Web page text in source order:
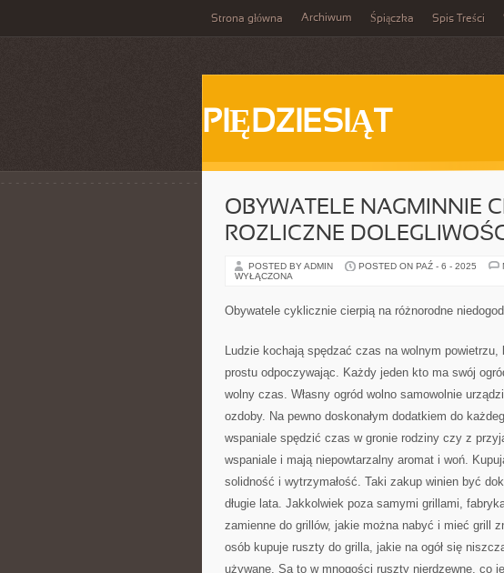
Strona główna Archiwum Śpiączka Spis Treści
PIĘDZIESIĄT
OBYWATELE NAGMINNIE
ROZLICZNE
POSTED BY ADMIN POSTED ON PAŹ - 6 - 2025
WYŁĄCZONA
Obywatele cyklicznie cierpią na różnorodne
Ludzie kochają spędzać czas na wolnym
prostu odpoczywając. Każdy jeden kto ma swój
wolny czas. Własny ogród wolno samowolnie
ozdoby. Na pewno doskonałym dodatkiem do
wspaniale spędzić czas w gronie rodziny czy z
wspaniale i mają niepowtarzalny aromat i woń.
solidność i wytrzymałość. Taki zakup winien być
długie lata. Jakkolwiek poza samymi grillami,
zamienne do grillów, jakie można nabyć i mieć grill
osób kupuje ruszty do grilla, jakie na ogół się
używane. Są to w mnogości ruszty nierdzewne, co